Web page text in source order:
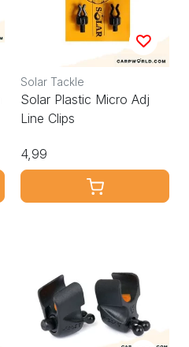
Solar Tackle
Solar Plastic Micro Adj
Line Clips
4,99